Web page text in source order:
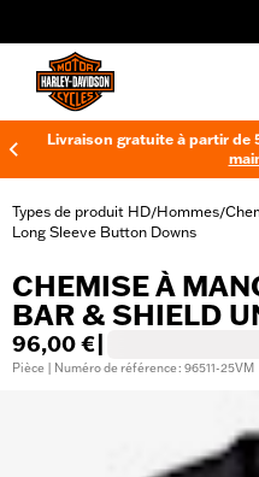
Livraison gratuite à partir de
Types de produit HD/Hommes/
Long Sleeve Button Downs
CHEMISE À
BAR & SHIELD
96,00 €
Pièce | Numéro de référence : 96511-25VM